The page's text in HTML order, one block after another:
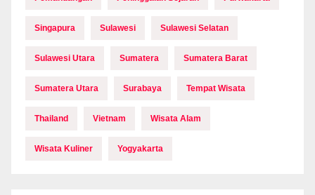
Singapura Sulawesi Sulawesi Selatan
Sulawesi Utara Sumatera Sumatera Barat
Sumatera Utara Surabaya Tempat Wisata
Thailand Vietnam Wisata Alam
Wisata Kuliner Yogyakarta